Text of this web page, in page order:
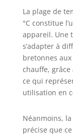
La plage de
°C constitue
appareil. Une
s’adapter à
bretonnes
chauffe, grâce
ce qui
utilisation en
Néanmoins,
précise que